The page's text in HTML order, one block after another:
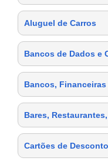
Aluguel de Carros
Bancos de Dados e
Bancos,
Bares,
Cartões de